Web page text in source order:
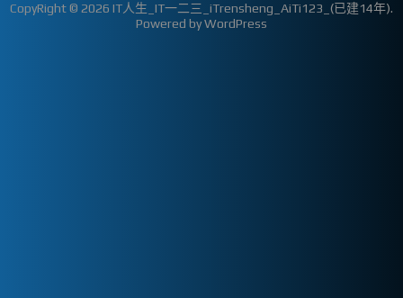
CopyRight © 2026 IT人生_IT一二三_iTrensheng_AiTi123_(已建14年).
Powered byWordPress